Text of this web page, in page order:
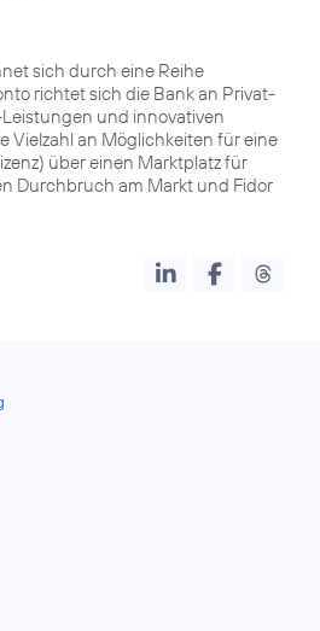
sich durch eine Reihe
richtet sich die Bank an Privat-
und innovativen
Vielzahl an Möglichkeiten für eine
über einen Marktplatz für
Durchbruch am Markt und Fidor